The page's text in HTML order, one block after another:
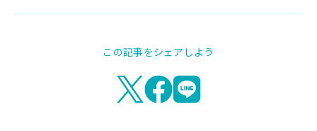
この記事をシェアしよう